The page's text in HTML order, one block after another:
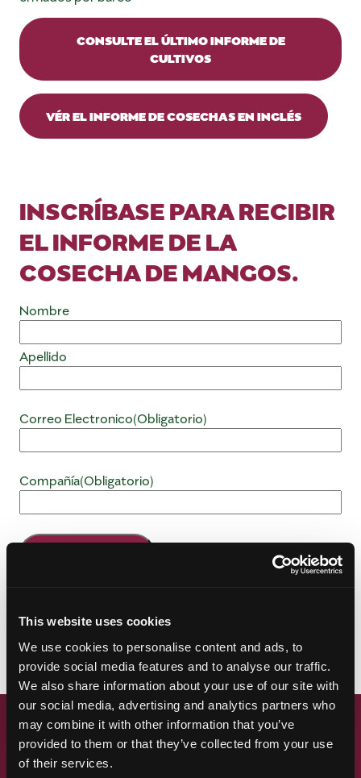
This website uses cookies
We use cookies to personalise content and ads, to
provide social media features and to analyse our traffic.
We also share information about your use of our site with
our social media, advertising and analytics partners who
may combine it with other information that you’ve
provided to them or that they’ve collected from your use
of their services.
CONSULTE EL ÚLTIMO INFORME DE
CULTIVOS
VÉR EL INFORME DE COSECHAS EN INGLÉS
INSCRÍBASE PARA RECIBIR
EL INFORME DE LA
COSECHA DE MANGOS.
Nombre
Nombre
Apellido
Correo Electronico(Obligatorio)
Compañía(Obligatorio)
Tendencia de 3 años por País y Mes
INFORMACIÓN DE LA